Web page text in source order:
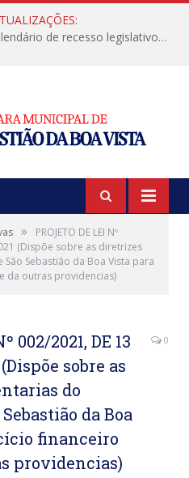
Câmara Municipal informa calendário de recesso legislativo de julho
»
PROJETO DE LEI Nº
(Dispõe sobre as diretrizes
Sebastião da Boa Vista para
da outras providencias)
002/2021, DE 13
sobre as
do
da Boa
financeiro
providencias)
0